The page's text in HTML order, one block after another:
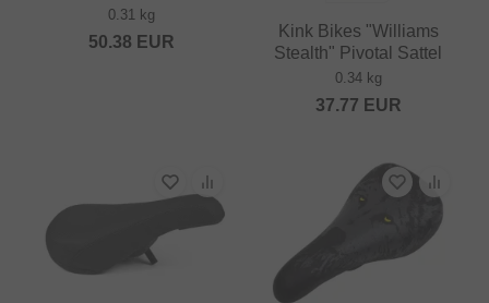
0.31 kg
50.38 EUR
Kink Bikes "Williams
Stealth" Pivotal Sattel
0.34 kg
37.77 EUR